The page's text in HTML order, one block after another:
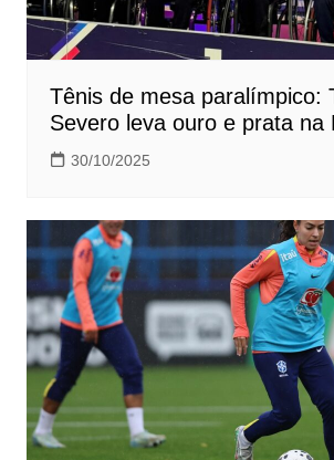
Tênis de mesa paralímpico:
Severo leva ouro e prata na
30/10/2025